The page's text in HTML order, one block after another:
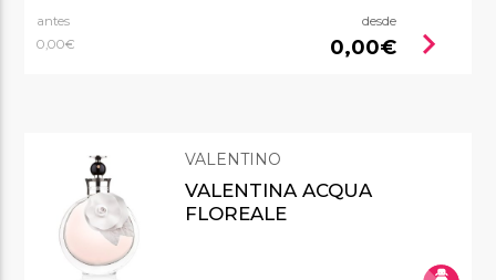
antes
0,00€
desde
0,00€ chevron_right
VALENTINO
VALENTINA ACQUA
FLOREALE